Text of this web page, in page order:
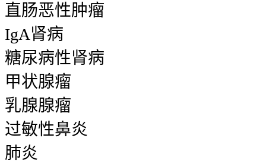
直肠恶性肿瘤
IgA肾病
糖尿病性肾病
甲状腺瘤
乳腺腺瘤
过敏性鼻炎
肺炎